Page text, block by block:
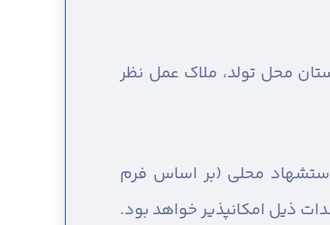
محل تولد، ملاک عمل نظر
محلی (بر اساس فرم
ذیل امکانپذیر خواهد بود.